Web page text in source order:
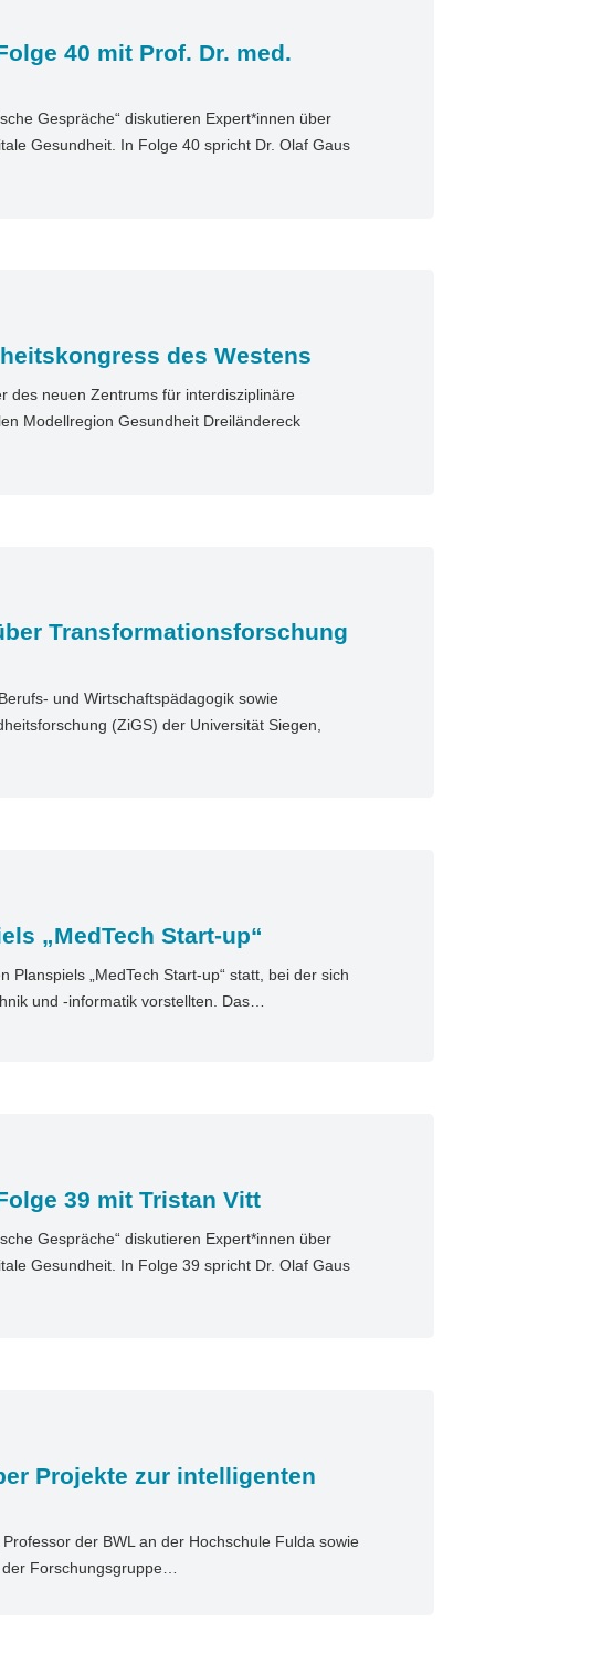
40 mit Prof. Dr. med.
Gespräche“ diskutieren Expert*innen über
Gesundheit. In Folge 40 spricht Dr. Olaf Gaus
des Westens
des neuen Zentrums für interdisziplinäre
Modellregion Gesundheit Dreiländereck
Transformationsforschung
und Wirtschaftspädagogik sowie
(ZiGS) der Universität Siegen,
„MedTech Start-up“
„MedTech Start-up“ statt, bei der sich
und ‑informatik vorstellten. Das…
39 mit Tristan Vitt
Gespräche“ diskutieren Expert*innen über
Gesundheit. In Folge 39 spricht Dr. Olaf Gaus
Projekte zur intelligenten
der BWL an der Hochschule Fulda sowie
Forschungsgruppe…